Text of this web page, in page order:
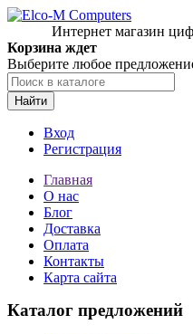
Интернет магазин
Корзина ждет
Выберите любое
Найти
Вход
Регистрация
Главная
О нас
Блог
Доставка
Оплата
Контакты
Карта сайта
Каталог предложений